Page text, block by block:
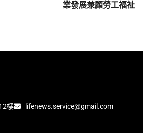
業發展兼顧勞工福祉
樓 lifenews.service@gmail.com